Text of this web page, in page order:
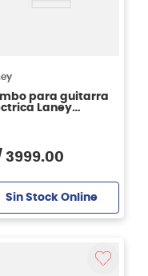
para guitarra
Laney
3999.00
Sin Stock Online